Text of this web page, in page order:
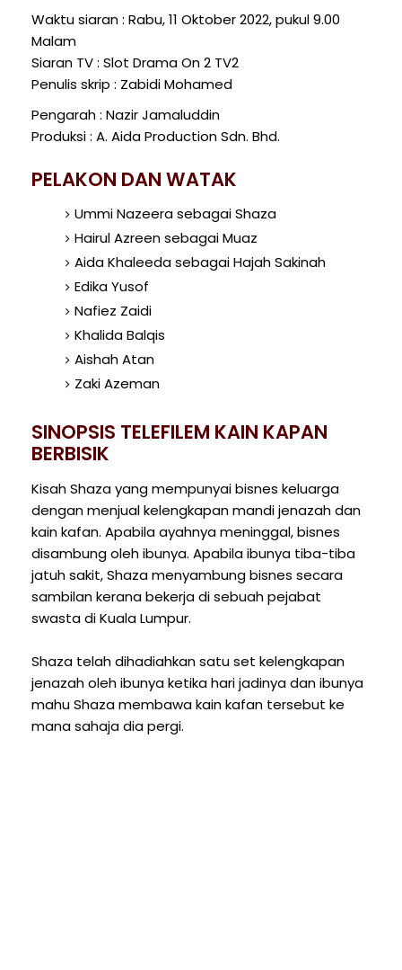
Waktu siaran : Rabu, 11 Oktober 2022, pukul 9.00
Malam
Siaran TV : Slot Drama On 2 TV2
Penulis skrip : Zabidi Mohamed
Pengarah : Nazir Jamaluddin
Produksi : A. Aida Production Sdn. Bhd.
PELAKON DAN WATAK
Ummi Nazeera sebagai Shaza
Hairul Azreen sebagai Muaz
Aida Khaleeda sebagai Hajah Sakinah
Edika Yusof
Nafiez Zaidi
Khalida Balqis
Aishah Atan
Zaki Azeman
SINOPSIS TELEFILEM KAIN KAPAN
BERBISIK
Kisah Shaza yang mempunyai bisnes keluarga
dengan menjual kelengkapan mandi jenazah dan
kain kafan. Apabila ayahnya meninggal, bisnes
disambung oleh ibunya. Apabila ibunya tiba-tiba
jatuh sakit, Shaza menyambung bisnes secara
sambilan kerana bekerja di sebuah pejabat
swasta di Kuala Lumpur.
Shaza telah dihadiahkan satu set kelengkapan
jenazah oleh ibunya ketika hari jadinya dan ibunya
mahu Shaza membawa kain kafan tersebut ke
mana sahaja dia pergi.